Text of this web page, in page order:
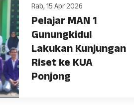
Rab, 15 Apr 2026
Pelajar MAN 1
Gunungkidul
Lakukan Kunjungan
Riset ke KUA
Ponjong